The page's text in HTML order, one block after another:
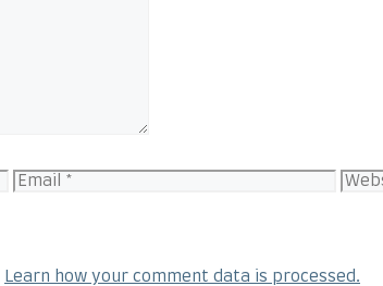
Email
Learn how your comment data is processed.